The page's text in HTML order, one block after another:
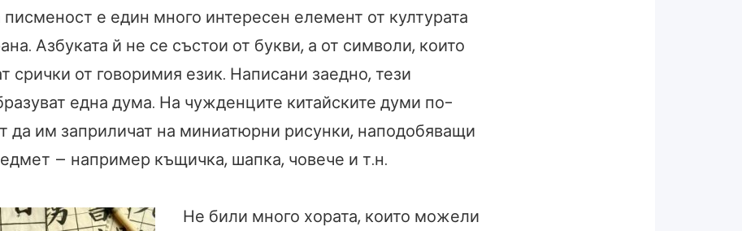
писменост е един много интересен елемент от културата
Азбуката й не се състои от букви, а от символи, които
срички от говоримия език. Написани заедно, тези
една дума. На чужденците китайските думи по-
да им заприличат на миниатюрни рисунки, наподобяващи
– например къщичка, шапка, човече и т.н.
Не били много хората, които можели